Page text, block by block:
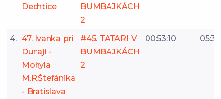
Dechtice
BUMBAJKÁCH
2
4. 47. Ivanka pri
Dunaji -
Mohyla
M.R.Štefánika
- Bratislava
#45. TATARI V
BUMBAJKÁCH
2
00:53:10 05:35